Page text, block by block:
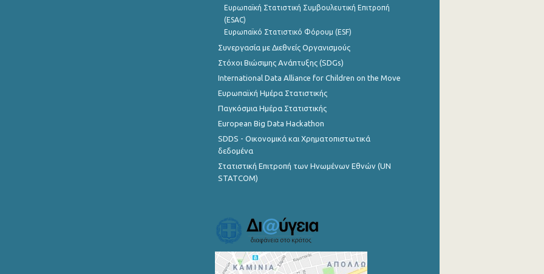
Ευρωπαϊκή Στατιστική Συμβουλευτική Επιτροπή
(ESAC)
Ευρωπαϊκό Στατιστικό Φόρουμ (ESF)
Συνεργασία με Διεθνείς Οργανισμούς
Στόχοι Βιώσιμης Ανάπτυξης (SDGs)
International Data Alliance for Children on the Move
Ευρωπαϊκή Ημέρα Στατιστικής
Παγκόσμια Ημέρα Στατιστικής
European Big Data Hackathon
SDDS - Οικονομικά και Χρηματοπιστωτικά
δεδομένα
Στατιστική Επιτροπή των Ηνωμένων Εθνών (UN
STATCOM)